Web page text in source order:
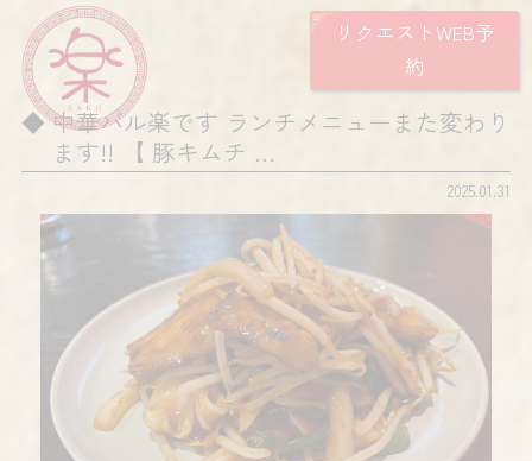
リクエストWEB予
約
中華バル楽です ランチメニューまた変わり
ます!! 【 豚キムチ …
2025.01.31